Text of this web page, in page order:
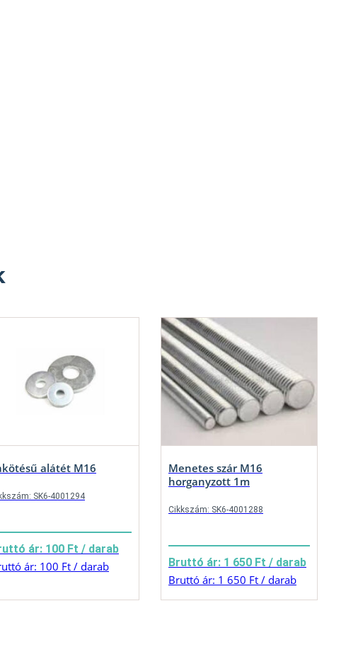
alátét M16
SK6-4001294
ár: 100 Ft / darab
ár: 100 Ft / darab
Menetes szár M16
horganyzott 1m
Cikkszám: SK6-4001288
Bruttó ár: 1 650 Ft / darab
Bruttó ár: 1 650 Ft / darab